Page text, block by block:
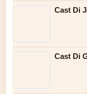
Cast Di
Cast Di